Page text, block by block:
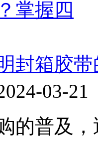
封箱胶
03-21
普及，